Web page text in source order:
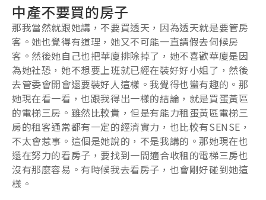
中產不要買的房子
那我當然就跟她講，不要買透天，因為透天就是要管房
客。她也覺得有道理，她又不可能一直請假去伺候房
客。然後她自己也把華廈排除掉了，她不喜歡華廈是因
為她社恐，她不想要上班就已經在裝好好小姐了，然後
去管委會開會還要裝好人這樣。我覺得也蠻有趣的。那
她現在看一看，也跟我得出一樣的結論，就是買蛋黃區
的電梯三房。雖然比較貴，但是有能力租蛋黃區電梯三
房的租客通常都有一定的經濟實力，也比較有SENSE，
不太會惹事。這個是她說的，不是我講的。那她現在也
還在努力的看房子，要找到一間適合收租的電梯三房也
沒有那麼容易。有時候我去看房子，也會剛好碰到她這
樣。